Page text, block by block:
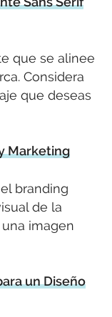
que se alinee
Considera
que deseas
Marketing
branding
de la
imagen
un Diseño